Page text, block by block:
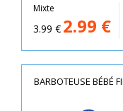
Mixte
3.99 € 2.99 €
BARBOTEUSE BÉBÉ